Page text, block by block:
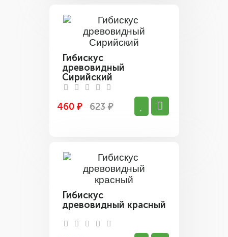
Гибискус
древовидный
Сирийский
460 ₽ 623 ₽
Гибискус
древовидный красный